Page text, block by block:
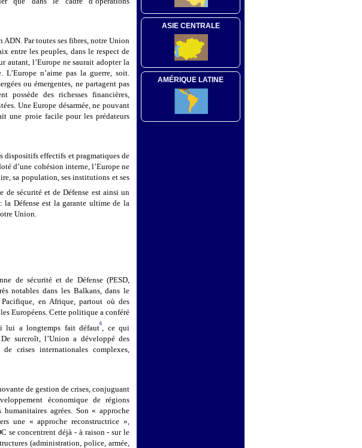
Par toutes ses fibres, notre Union
entre les peuples, dans le respect de
autant, l’Europe ne saurait adopter la
n’aime pas la guerre, soit.
ou émergentes, ne partagent pas
possède des richesses financières,
Une Europe désarmée, ne pouvant
une proie facile pour les prédateurs
dispositifs effectifs et pragmatiques de
d’une cohésion interne, l’Europe ne
sa population, ses institutions et ses
de sécurité et de Défense est ainsi un
Défense est la garante ultime de la
Union.
de sécurité et de Défense (PESD,
notables dans les Balkans, dans le
en Afrique, partout où des
Européens. Cette politique a conféré
lui a longtemps fait défaut6
, ce qui
surcroît, l’Union a développé des
crises internationales complexes,
de gestion de crises, conjuguant
économique de régions
agrées. Son « approche
une « approche reconstructrice »,
se concentrent déjà - à raison - sur le
(administration, police, armée,
ASIE CENTRALE
AMÉRIQUE LATINE